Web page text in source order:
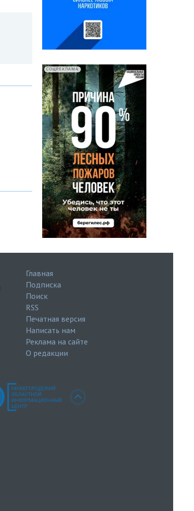
СОЦРЕКЛАМА
Главная
Подписка
Поиск
RSS
Печатная версия
Написать нам
Реклама на сайте
О редакции